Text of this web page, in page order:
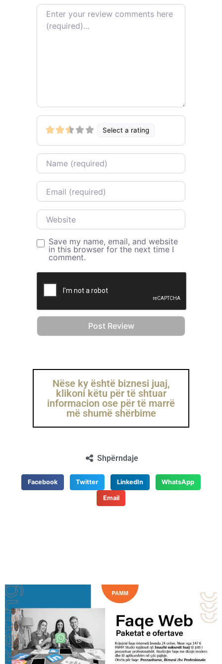
Review text
Select a rating
Name
Email
Website
Save my name, email, and website
in this browser for the next time I
comment.
Nëse ky është biznesi juaj,
klikoni këtu për të shtuar
informacion ose për të marrë
më shumë shërbime
Shpërndaje
Facebook Twitter LinkedIn WhatsApp
Email